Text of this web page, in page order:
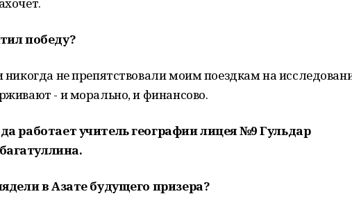
победу?
не препятствовали моим поездкам на
- и морально, и финансово.
работает учитель географии лицея №9 Гульдар
в Азате будущего призера?